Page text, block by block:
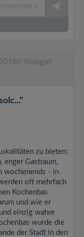
Stuttgart
zu bieten:
enger Gastraum,
wochenends - in
oft mehrfach
Kochenbas
und wie er
einzig wahre
wurde die
der Stadt in den